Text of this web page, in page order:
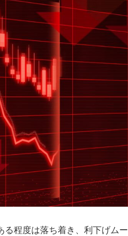
る程度は落ち着き、利下げムー